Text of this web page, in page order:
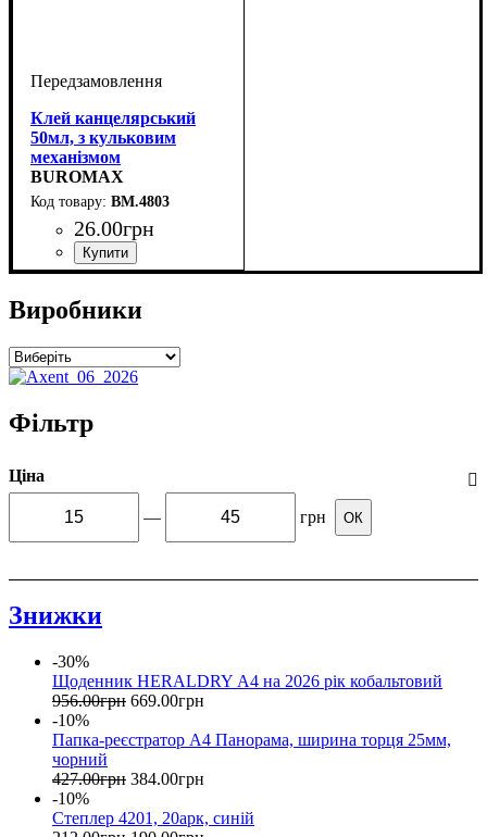
Клей канцелярський
50мл, з кульковим
механізмом
BUROMAX
BM.4803
26.00грн
Виробники
Фільтр
Ціна
— грн ОК
Знижки
-30%
Щоденник HERALDRY А4 на 2026 рік кобальтовий
956.00грн 669.00грн
-10%
Папка-реєстратор А4 Панорама, ширина торця 25мм,
чорний
427.00грн 384.00грн
-10%
Степлер 4201, 20арк, синій